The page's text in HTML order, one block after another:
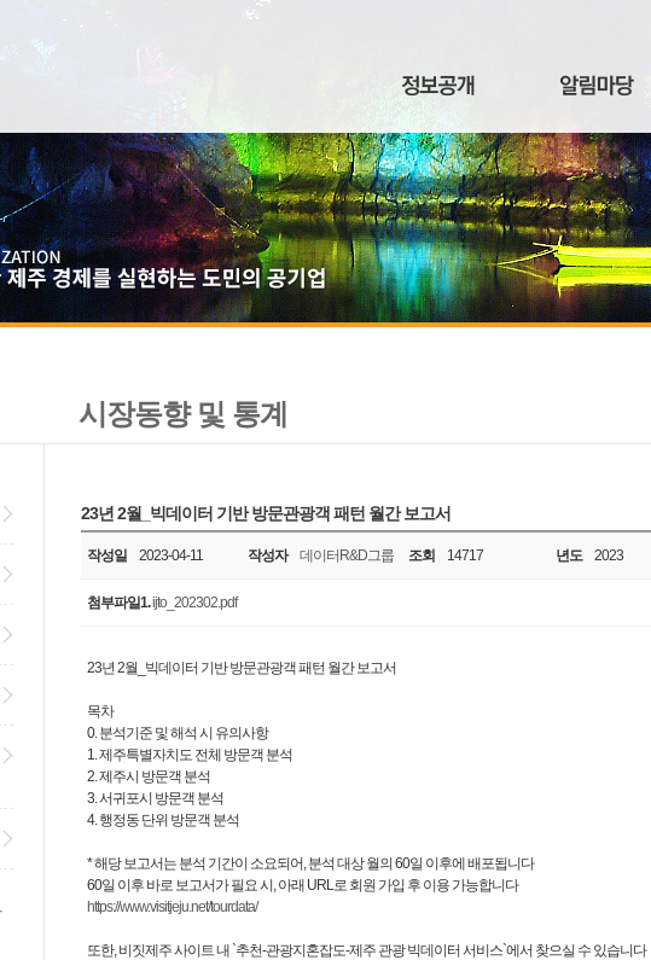
시장동향 및 통계
23년 2월_빅데이터 기반 방문관광객 패턴 월간 보고서
작성일 2023-04-11 작성자 데이터R&D그룹 조회 14717 년도 2023
첨부파일1.ijto_202302.pdf
23년 2월_빅데이터 기반 방문관광객 패턴 월간 보고서
목차
0. 분석기준 및 해석 시 유의사항
1. 제주특별자치도 전체 방문객 분석
2. 제주시 방문객 분석
3. 서귀포시 방문객 분석
4. 행정동 단위 방문객 분석
* 해당 보고서는 분석 기간이 소요되어, 분석 대상 월의 60일 이후에 배포됩니다
60일 이후 바로 보고서가 필요 시, 아래 URL로 회원 가입 후 이용 가능합니다
https://www.visitjeju.net/tourdata/
또한, 비짓제주 사이트 내 `추천-관광지혼잡도-제주 관광 빅데이터 서비스`에서 찾으실 수 있습니다